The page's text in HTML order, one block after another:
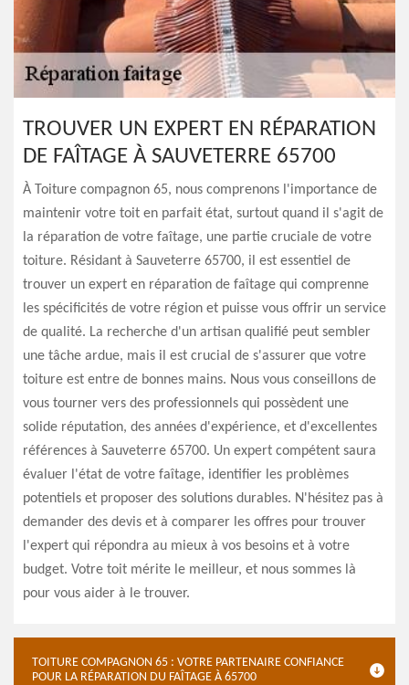
TROUVER UN EXPERT EN RÉPARATION
DE FAÎTAGE À SAUVETERRE 65700
À Toiture compagnon 65, nous comprenons l'importance de
maintenir votre toit en parfait état, surtout quand il s'agit de
la réparation de votre faîtage, une partie cruciale de votre
toiture. Résidant à Sauveterre 65700, il est essentiel de
trouver un expert en réparation de faîtage qui comprenne
les spécificités de votre région et puisse vous offrir un service
de qualité. La recherche d'un artisan qualifié peut sembler
une tâche ardue, mais il est crucial de s'assurer que votre
toiture est entre de bonnes mains. Nous vous conseillons de
vous tourner vers des professionnels qui possèdent une
solide réputation, des années d'expérience, et d'excellentes
références à Sauveterre 65700. Un expert compétent saura
évaluer l'état de votre faîtage, identifier les problèmes
potentiels et proposer des solutions durables. N'hésitez pas à
demander des devis et à comparer les offres pour trouver
l'expert qui répondra au mieux à vos besoins et à votre
budget. Votre toit mérite le meilleur, et nous sommes là
pour vous aider à le trouver.
TOITURE COMPAGNON 65 : VOTRE PARTENAIRE CONFIANCE
POUR LA RÉPARATION DU FAÎTAGE À 65700